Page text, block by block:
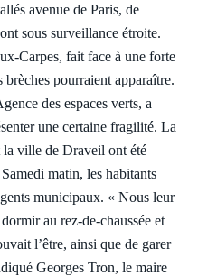
avenue de Paris, de
sous surveillance étroite.
Carpes, fait face à une forte
brèches pourraient apparaître.
des espaces verts, a
une certaine fragilité. La
la ville de Draveil ont été
matin, les habitants
municipaux. « Nous leur
au rez-de-chaussée et
l’être, ainsi que de garer
Georges Tron, le maire